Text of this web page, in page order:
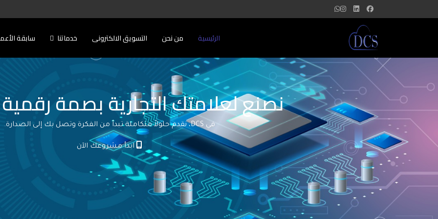
الرئيسية من نحن التسويق الالكترونى خدماتنا سابقة
نصنع لعلامتك التجارية بصمة
في DCS، نقدم حلولاً متكاملة تبدأ من الفكرة وتصل بك إلى الصدارة.
ابدأ مشروعك الآن